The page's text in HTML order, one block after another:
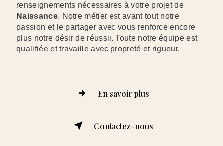
renseignements nécessaires à votre projet de
Naissance. Notre métier est avant tout notre
passion et le partager avec vous renforce encore
plus notre désir de réussir. Toute notre équipe est
qualifiée et travaille avec propreté et rigueur.
En savoir plus
Contactez-nous